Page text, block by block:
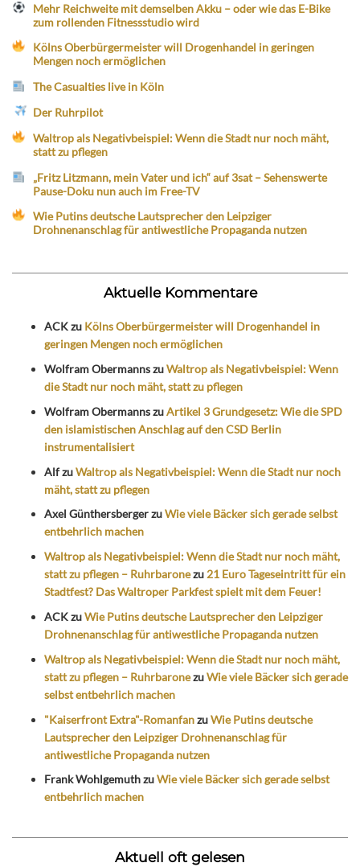
Mehr Reichweite mit demselben Akku – oder wie das E-Bike
zum rollenden Fitnessstudio wird
Kölns Oberbürgermeister will Drogenhandel in geringen
Mengen noch ermöglichen
The Casualties live in Köln
Der Ruhrpilot
Waltrop als Negativbeispiel: Wenn die Stadt nur noch mäht,
statt zu pflegen
„Fritz Litzmann, mein Vater und ich“ auf 3sat – Sehenswerte
Pause-Doku nun auch im Free-TV
Wie Putins deutsche Lautsprecher den Leipziger
Drohnenanschlag für antiwestliche Propaganda nutzen
Aktuelle Kommentare
ACKzu Kölns Oberbürgermeister will Drogenhandel in
geringen Mengen noch ermöglichen
Wolfram ObermannszuWaltrop als Negativbeispiel: Wenn
die Stadt nur noch mäht, statt zu pflegen
Wolfram ObermannszuArtikel 3 Grundgesetz: Wie die SPD
den islamistischen Anschlag auf den CSD Berlin
instrumentalisiert
AlfzuWaltrop als Negativbeispiel: Wenn die Stadt nur noch
mäht, statt zu pflegen
Axel GünthersbergerzuWie viele Bäcker sich gerade selbst
entbehrlich machen
Waltrop als Negativbeispiel: Wenn die Stadt nur noch mäht,
statt zu pflegen – Ruhrbaronezu 21 Euro Tageseintritt für ein
Stadtfest? Das Waltroper Parkfest spielt mit dem Feuer!
ACKzuWie Putins deutsche Lautsprecher den Leipziger
Drohnenanschlag für antiwestliche Propaganda nutzen
Waltrop als Negativbeispiel: Wenn die Stadt nur noch mäht,
statt zu pflegen – RuhrbaronezuWie viele Bäcker sich gerade
selbst entbehrlich machen
"Kaiserfront Extra"-RomanfanzuWie Putins deutsche
Lautsprecher den Leipziger Drohnenanschlag für
antiwestliche Propaganda nutzen
Frank WohlgemuthzuWie viele Bäcker sich gerade selbst
entbehrlich machen
Aktuell oft gelesen